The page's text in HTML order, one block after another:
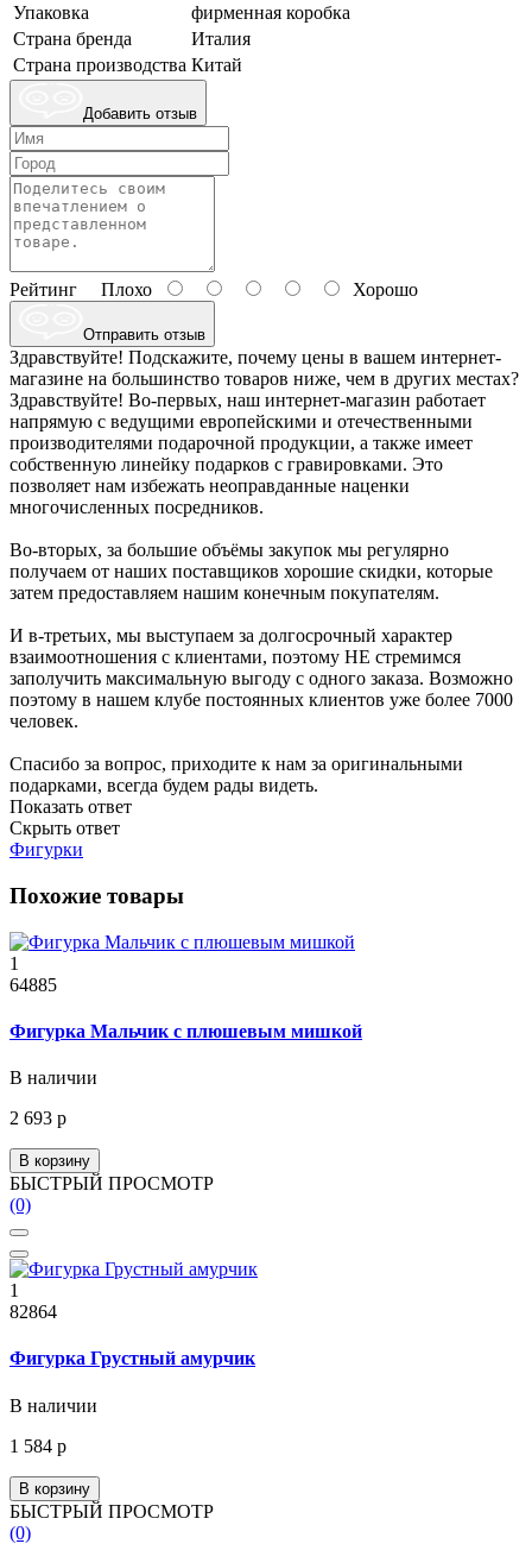
Упаковка
фирменная коробка
Страна бренда
Италия
Страна производства Китай
Добавить отзыв
Рейтинг Плохо Хорошо
Отправить отзыв
Здравствуйте! Подскажите, почему цены в вашем интернет-
магазине на большинство товаров ниже, чем в других местах?
Здравствуйте! Во-первых, наш интернет-магазин работает
напрямую с ведущими европейскими и отечественными
производителями подарочной продукции, а также имеет
собственную линейку подарков с гравировками. Это
позволяет нам избежать неоправданные наценки
многочисленных посредников.
Во-вторых, за большие объёмы закупок мы регулярно
получаем от наших поставщиков хорошие скидки, которые
затем предоставляем нашим конечным покупателям.
И в-третьих, мы выступаем за долгосрочный характер
взаимоотношения с клиентами, поэтому НЕ стремимся
заполучить максимальную выгоду с одного заказа. Возможно
поэтому в нашем клубе постоянных клиентов уже более 7000
человек.
Спасибо за вопрос, приходите к нам за оригинальными
подарками, всегда будем рады видеть.
Показать ответ
Скрыть ответ
Фигурки
Похожие товары
1
64885
Фигурка Мальчик с плюшевым мишкой
В наличии
2 693 р
В корзину
БЫСТРЫЙ ПРОСМОТР
(0)
1
82864
Фигурка Грустный амурчик
В наличии
1 584 р
В корзину
БЫСТРЫЙ ПРОСМОТР
(0)